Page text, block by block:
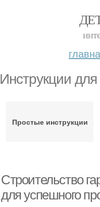
Инструкции
Простые инструкции
Строительство
для успешного